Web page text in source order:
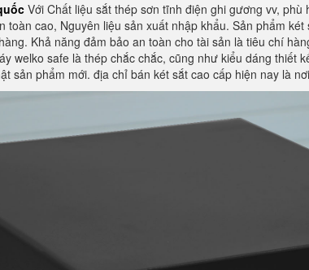
Với Chất liệu sắt thép sơn tĩnh điện ghi gương vv,
cao, Nguyên liệu sản xuất nhập khẩu. Sản phẩm
Khả năng đảm bảo an toàn cho tài sản là tiêu chí
welko safe là thép chắc chắc, cũng như kiểu dáng thiết
sản phẩm mới. địa chỉ bán két sắt cao cấp hiện nay là